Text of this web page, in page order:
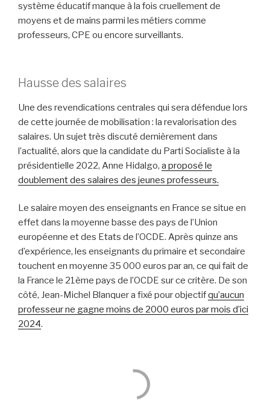
système éducatif manque à la fois cruellement de
moyens et de mains parmi les métiers comme
professeurs, CPE ou encore surveillants.
Hausse des salaires
Une des revendications centrales qui sera défendue lors
de cette journée de mobilisation : la revalorisation des
salaires. Un sujet très discuté dernièrement dans
l’actualité, alors que la candidate du Parti Socialiste à la
présidentielle 2022, Anne Hidalgo, a proposé le
doublement des salaires des jeunes professeurs.
Le salaire moyen des enseignants en France se situe en
effet dans la moyenne basse des pays de l’Union
européenne et des Etats de l’OCDE. Après quinze ans
d’expérience, les enseignants du primaire et secondaire
touchent en moyenne 35 000 euros par an, ce qui fait de
la France le 21ème pays de l’OCDE sur ce critère. De son
côté, Jean-Michel Blanquer a fixé pour objectifqu’aucun
professeur ne gagne moins de 2000 euros par mois d’ici
2024.